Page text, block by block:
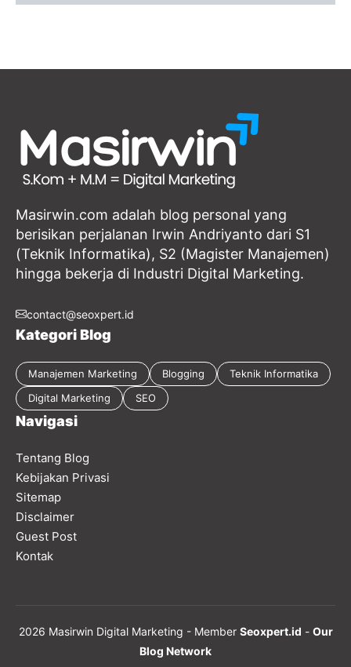
Masirwin.com adalah blog personal yang
berisikan perjalanan Irwin Andriyanto dari S1
(Teknik Informatika), S2 (Magister Manajemen)
hingga bekerja di Industri Digital Marketing.
contact@seoxpert.id
Kategori Blog
Manajemen Marketing Blogging
Teknik Informatika
Digital Marketing
SEO
Navigasi
Tentang Blog
Kebijakan Privasi
Sitemap
Disclaimer
Guest Post
Kontak
2026 Masirwin Digital Marketing - Member Seoxpert.id - Our
Blog Network